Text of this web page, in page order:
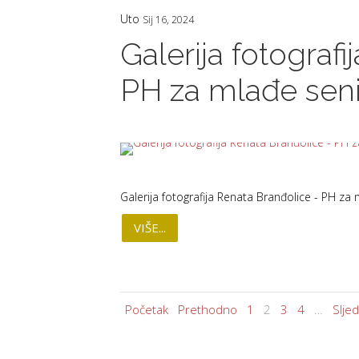
Uto Sij 16, 2024
Galerija
PH za mlađe
Galerija fotografija Renata Branđolice - PH za
VIŠE...
Početak Prethodno 1 2 3 4 …